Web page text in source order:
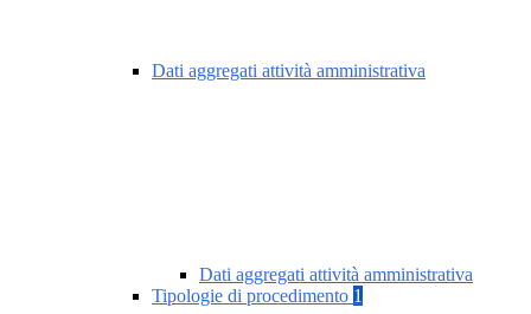
Dati aggregati attività amministrativa
Dati aggregati attività amministrativa
Tipologie di procedimento 1